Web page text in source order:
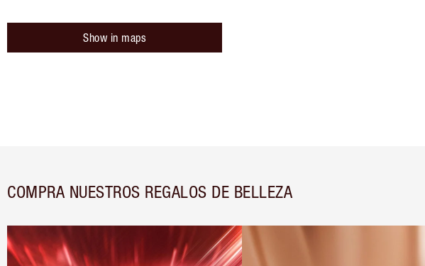
Show in maps
COMPRA NUESTROS REGALOS DE BELLEZA